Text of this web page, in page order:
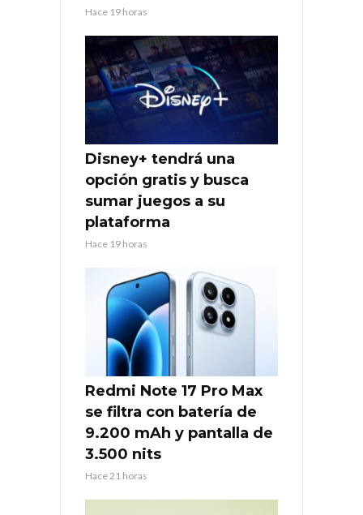
Hace 19 horas
Disney+ tendrá una
opción gratis y busca
sumar juegos a su
plataforma
Hace 19 horas
Redmi Note 17 Pro Max
se filtra con batería de
9.200 mAh y pantalla de
3.500 nits
Hace 21 horas